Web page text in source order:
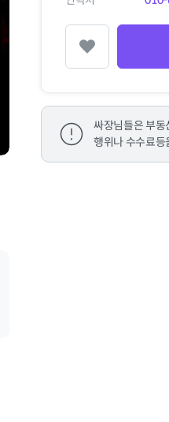
찜하기
싸장님들은 부동
행위나 수수료등